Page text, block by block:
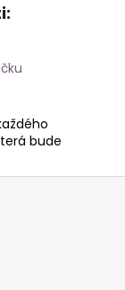
bude